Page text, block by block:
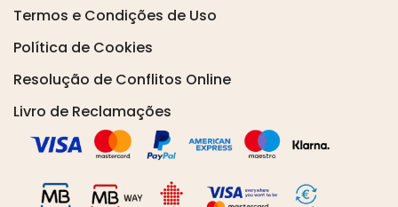
Termos e Condições de Uso
Política de Cookies
Resolução de Conflitos Online
Livro de Reclamações